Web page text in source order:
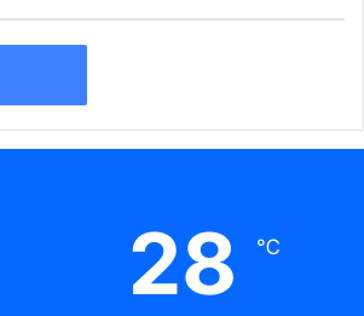
28 ℃